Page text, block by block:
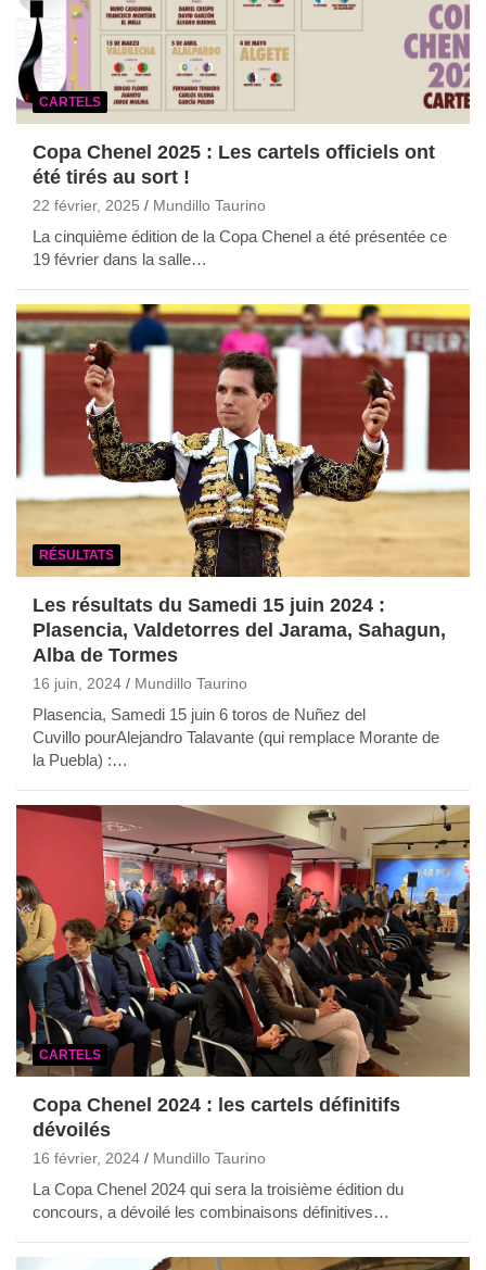
CARTELS
Copa Chenel 2025 : Les cartels officiels ont
été tirés au sort !
22 février, 2025 Mundillo Taurino
La cinquième édition de la Copa Chenel a été présentée ce
19 février dans la salle…
RÉSULTATS
Les résultats du Samedi 15 juin 2024 :
Plasencia, Valdetorres del Jarama, Sahagun,
Alba de Tormes
16 juin, 2024 Mundillo Taurino
Plasencia, Samedi 15 juin 6 toros de Nuñez del
Cuvillo pourAlejandro Talavante (qui remplace Morante de
la Puebla) :…
CARTELS
Copa Chenel 2024 : les cartels définitifs
dévoilés
16 février, 2024 Mundillo Taurino
La Copa Chenel 2024 qui sera la troisième édition du
concours, a dévoilé les combinaisons définitives…